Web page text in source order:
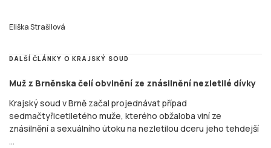
Eliška Strašilová
DALŠÍ ČLÁNKY O KRAJSKÝ SOUD
Muž z Brněnska čelí obvinění ze znásilnění nezletilé dívky
Krajský soud v Brně začal projednávat případ
sedmačtyřicetiletého muže, kterého obžaloba viní ze
znásilnění a sexuálního útoku na nezletilou dceru jeho tehdejší
...